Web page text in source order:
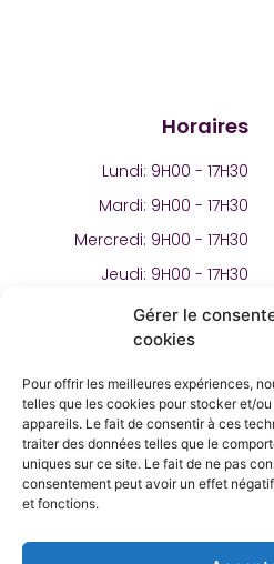
Gérer le
cookies
Pour offrir les meilleures expériences,
telles que les cookies pour stocker et/
appareils. Le fait de consentir à ces
traiter des données telles que le
uniques sur ce site. Le fait de ne pas
consentement peut avoir un effet
et fonctions.
Le TransfOrama est un lieu
agir, construire leur projet
Horaires
Lundi: 9H00 - 17H30
Mardi: 9H00 - 17H30
Mercredi: 9H00 - 17H30
Jeudi: 9H00 - 17H30
Vendredi: 9H00 - 17H30